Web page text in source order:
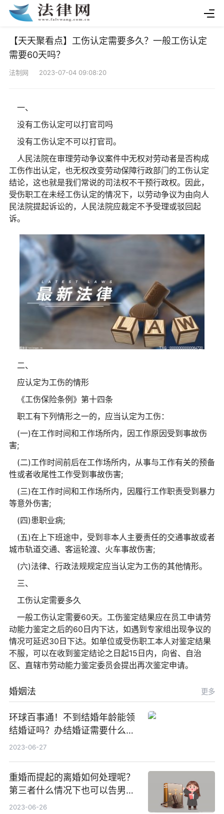
【天天聚看点】工伤认定需要多久？一般工伤认定
需要60天吗？
法制网 2023-07-04 09:08:20
一、
没有工伤认定可以打官司吗
没有工伤认定不可以打官司。
人民法院在审理劳动争议案件中无权对劳动者是否构成
工伤作出认定，也无权改变劳动保障行政部门的工伤认定
结论，这也就是我们常说的司法权不干预行政权。因此，
受伤职工在未经工伤认定的情况下，以劳动争议为由向人
民法院提起诉讼的，人民法院应裁定不予受理或驳回起
诉。
二、
应认定为工伤的情形
《工伤保险条例》第十四条
职工有下列情形之一的，应当认定为工伤：
(一)在工作时间和工作场所内，因工作原因受到事故伤
害;
(二)工作时间前后在工作场所内，从事与工作有关的预备
性或者收尾性工作受到事故伤害;
(三)在工作时间和工作场所内，因履行工作职责受到暴力
等意外伤害;
(四)患职业病;
(五)在上下班途中，受到非本人主要责任的交通事故或者
城市轨道交通、客运轮渡、火车事故伤害;
(六)法律、行政法规规定应当认定为工伤的其他情形。
三、
工伤认定需要多久
一般工伤认定需要60天。工伤鉴定结果应在员工申请劳
动能力鉴定之后的60日内下达，如遇到专家组出现争议的
情况可延迟30日下达。如单位或受伤职工本人对鉴定结果
不服，可以在收到鉴定结论之日起15日内，向省、自治
区、直辖市劳动能力鉴定委员会提出再次鉴定申请。
婚姻法 更多
环球百事通！不到结婚年龄能领
结婚证吗？办结婚证需要什么材
料？没结婚孩子怎么上户口？
2023-06-27
重婚而提起的离婚如何处理呢？
第三者什么情况下也可以告男人
重婚罪呢？
2023-06-26